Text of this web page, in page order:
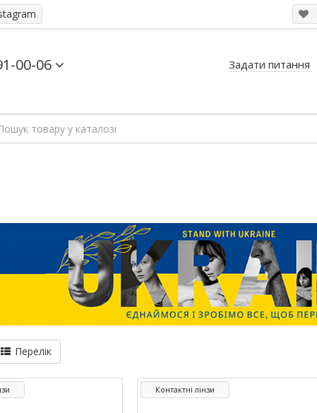
00-06 Задати питання
Перелік
Контактні лінзи